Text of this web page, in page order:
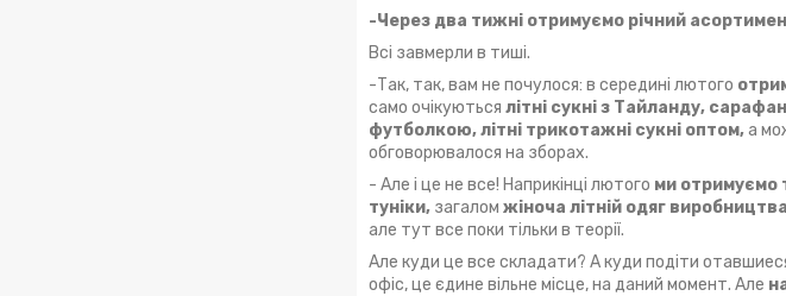
-Через два тижні отримуємо річний
Всі завмерли в тиші.
-Так, так, вам не почулося: в середині лютого
само очікуються літні сукні з Тайланду,
футболкою, літні трикотажні сукні оптом,а
обговорювалося на зборах.
- Але і це не все! Наприкінці лютого ми отримуємо
туніки, загалом жіноча літній одяг
але тут все поки тільки в теорії.
Але куди це все складати? А куди подіти
офіс, це єдине вільне місце, на даний момент. Але